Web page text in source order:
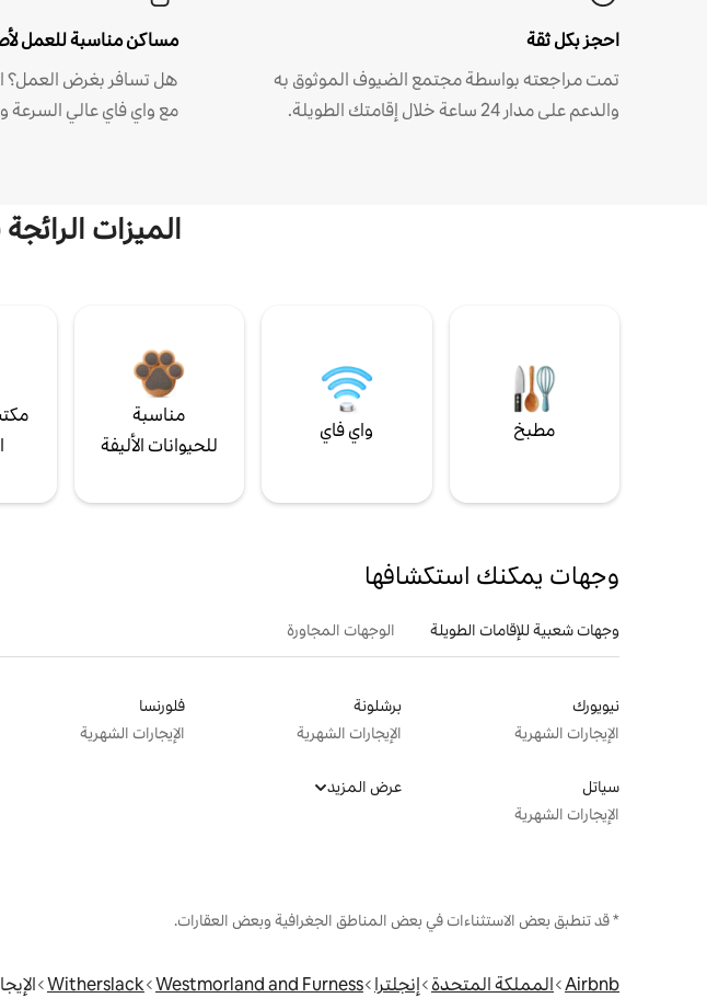
احجز بكل ثقة
تمت مراجعته بواسطة مجتمع الضيوف الموثوق به
والدعم على مدار 24 ساعة خلال إقامتك الطويلة.
مساكن مناسبة للعمل
هل تسافر بغرض العمل؟
مع واي فاي عالي
الميزات
مطبخ واي فاي
مناسبة
للحيوانات الأليفة
وجهات يمكنك استكشافها
وجهات شعبية للإقامات الطويلة الوجهات المجاورة
نيويورك
الإيجارات الشهرية
برشلونة
الإيجارات الشهرية
فلورنسا
الإيجارات الشهرية
سياتل
الإيجارات الشهرية
عرض المزيد
* قد تنطبق بعض الاستثناءات في بعض المناطق الجغرافية وبعض العقارات.
Airbnb المملكة المتحدة إنجلترا Westmorland and Furness
Witherslack